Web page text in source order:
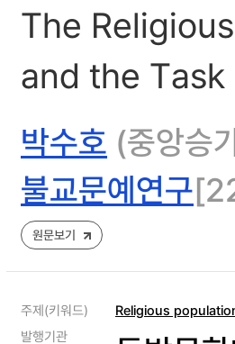
The
and the
박수호 (중앙승
불교문예연구
원문보기
주제(키워드) Religious
발행기관